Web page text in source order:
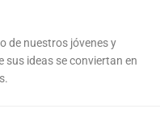
de nuestros jóvenes y
sus ideas se conviertan en